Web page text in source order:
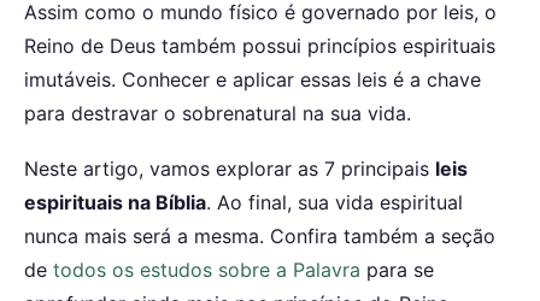
Assim como o mundo físico é governado por leis, o
Reino de Deus também possui princípios espirituais
imutáveis. Conhecer e aplicar essas leis é a chave
para destravar o sobrenatural na sua vida.
Neste artigo, vamos explorar as 7 principais leis
espirituais na Bíblia. Ao final, sua vida espiritual
nunca mais será a mesma. Confira também a seção
de todos os estudos sobre a Palavra para se